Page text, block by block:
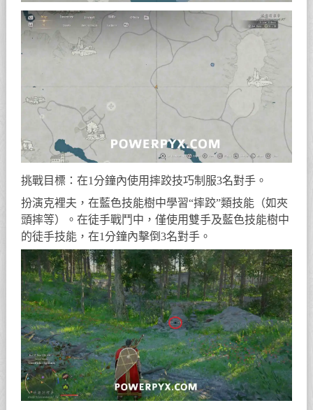
挑戰目標：在1分鐘內使用摔跤技巧制服3名對手。
扮演克裡夫，在藍色技能樹中學習“摔跤”類技能（如夾
頭摔等）。在徒手戰鬥中，僅使用雙手及藍色技能樹中
的徒手技能，在1分鐘內擊倒3名對手。